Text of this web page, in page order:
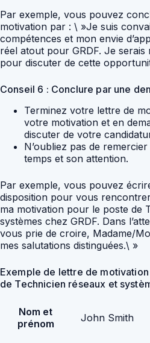
Par exemple, vous pouvez
motivation par : \ »Je suis
compétences et mon envie
réel atout pour GRDF. Je
pour discuter de cette
Conseil 6 : Conclure par une
Terminez votre lettre de
votre motivation et en
discuter de votre
N’oubliez pas de
temps et son attention.
Par exemple, vous pouvez
disposition pour vous
ma motivation pour le poste de
systèmes chez GRDF. Dans
vous prie de croire, Madame/
mes salutations distinguées.\ »
Exemple de lettre de
de Technicien réseaux et
Nom et
prénom
John Smith